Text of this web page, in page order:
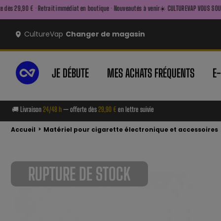
immédiat en boutique · Nouveautés à venir ☀️ CULTUREVAP VOUS SOUHAITE UN BEL
CultureVap Changer de magasin
JE DÉBUTE MES ACHATS FRÉQUENTS
🚚 Livraison24/48 h— offerte dès29,90 € en lettre suivie
Accueil > Matériel pour cigarette électronique et accessoires
RUPTURE DE STOCK